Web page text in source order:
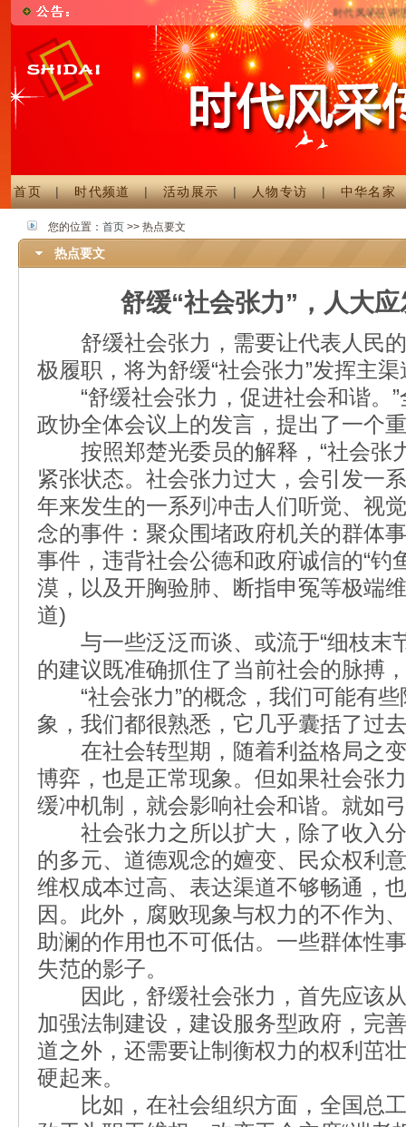
时代风采征评活
首页|时代频道|活动展示|人物专访|中华名家
您的位置： 首页 >> 热点要文
热点要文
舒缓“社会张力”，人大
舒缓社会张力，需要让代表人民的
极履职，将为舒缓“社会张力”发挥主
“舒缓社会张力，促进社会和谐。”
政协全体会议上的发言，提出了一个
按照郑楚光委员的解释，“社会张
紧张状态。社会张力过大，会引发一
年来发生的一系列冲击人们听觉、视
念的事件：聚众围堵政府机关的群体
事件，违背社会公德和政府诚信的“钓
漠，以及开胸验肺、断指申冤等极端
道)
与一些泛泛而谈、或流于“细枝末
的建议既准确抓住了当前社会的脉搏
“社会张力”的概念，我们可能有些
象，我们都很熟悉，它几乎囊括了过
在社会转型期，随着利益格局之变
博弈，也是正常现象。但如果社会张
缓冲机制，就会影响社会和谐。就如
社会张力之所以扩大，除了收入分
的多元、道德观念的嬗变、民众权利
维权成本过高、表达渠道不够畅通，
因。此外，腐败现象与权力的不作为
助澜的作用也不可低估。一些群体性
失范的影子。
因此，舒缓社会张力，首先应该从
加强法制建设，建设服务型政府，完
道之外，还需要让制衡权力的权利茁
硬起来。
比如，在社会组织方面，全国总工